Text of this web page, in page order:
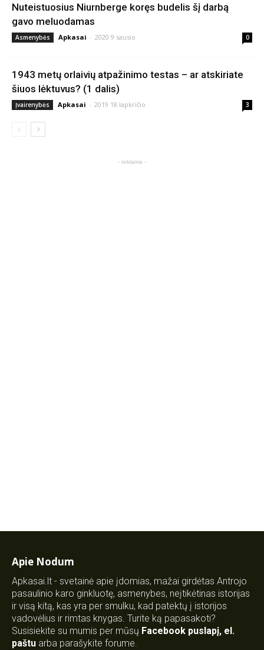
Nuteistuosius Niurnberge koręs budelis šį darbą
gavo meluodamas
Asmenybės Apkasai - 2020 9 sausio 0
1943 metų orlaivių atpažinimo testas – ar atskiriate
šiuos lėktuvus? (1 dalis)
Įvairenybės Apkasai - 2019 18 lapkričio 3
- reklama -
Apie Nodum
Apkasai.lt - svetainė apie įdomias, mažai girdėtas Antrojo
pasaulinio karo ginkluotę, asmenybes, neįtikėtinas istorijas
ir visą kitą, kas yra per smulku, kad patektų į istorijos
vadovėlius ir rimtas knygas. Turite ką papasakoti?
Susisiekite su mumis per mūsų Facebook puslapį, el.
paštu arba parašykite forume.